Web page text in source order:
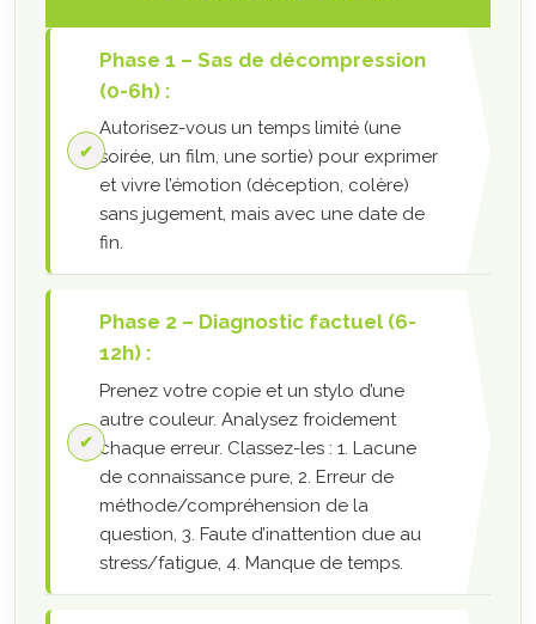
Phase 1 – Sas de décompression
(0-6h) :
Autorisez-vous un temps limité (une
soirée, un film, une sortie) pour exprimer
et vivre l’émotion (déception, colère)
sans jugement, mais avec une date de
fin.
Phase 2 – Diagnostic factuel (6-
12h) :
Prenez votre copie et un stylo d’une
autre couleur. Analysez froidement
chaque erreur. Classez-les : 1. Lacune
de connaissance pure, 2. Erreur de
méthode/compréhension de la
question, 3. Faute d’inattention due au
stress/fatigue, 4. Manque de temps.